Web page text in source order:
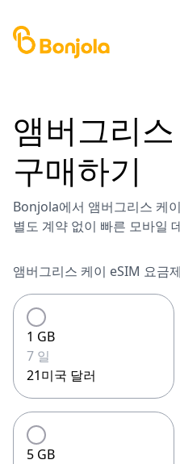
앰버그리
구매하기
Bonjola에서 앰버그리스 케
별도 계약 없이 빠른 모바일
앰버그리스 케이 eSIM 요금
1 GB
7 일
21미국 달러
5 GB